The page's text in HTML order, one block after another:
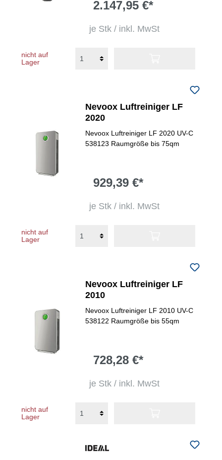
2.147,95 €*
je Stk / inkl. MwSt
nicht auf
Lager
Nevoox Luftreiniger LF
2020
Nevoox Luftreiniger LF 2020 UV-C
538123 Raumgröße bis 75qm
929,39 €*
je Stk / inkl. MwSt
nicht auf
Lager
Nevoox Luftreiniger LF
2010
Nevoox Luftreiniger LF 2010 UV-C
538122 Raumgröße bis 55qm
728,28 €*
je Stk / inkl. MwSt
nicht auf
Lager